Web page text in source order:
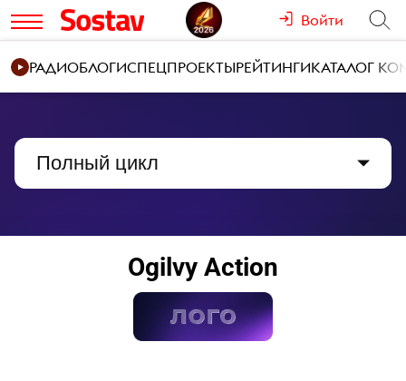
Войти
РАДИОБЛОГИСПЕЦПРОЕКТЫРЕЙТИНГИКАТАЛОГ
Полный цикл
Ogilvy Action